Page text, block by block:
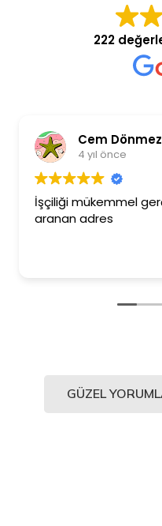
222
Cem Dönmez
4 yıl önce
İşçiliği mükemmel
aranan adres
GÜZEL